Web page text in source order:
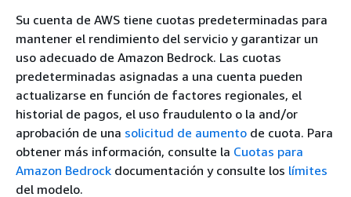
Su cuenta de AWS tiene cuotas predeterminadas para
mantener el rendimiento del servicio y garantizar un
uso adecuado de Amazon Bedrock. Las cuotas
predeterminadas asignadas a una cuenta pueden
actualizarse en función de factores regionales, el
historial de pagos, el uso fraudulento o la and/or
aprobación de una solicitud de aumento de cuota. Para
obtener más información, consulte la Cuotas para
Amazon Bedrock documentación y consulte los límites
del modelo.